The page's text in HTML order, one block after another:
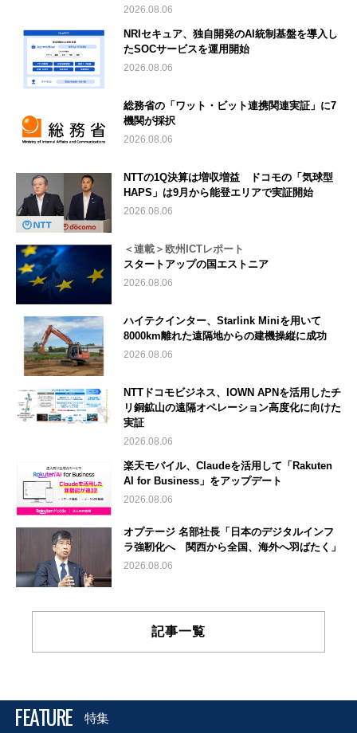
2026.08.06
NRIセキュア、独自開発のAI統制基盤を導入し
たSOCサービスを運用開始
2026.08.06
総務省の「ワット・ビット連携関連実証」に7
機関が採択
2026.08.06
NTTの1Q決算は増収増益 ドコモの「気球型
HAPS」は9月から能登エリアで実証開始
2026.08.06
＜連載＞欧州ICTレポート
スタートアップの国エストニア
2026.08.06
ハイテクインター、Starlink Miniを用いて
8000km離れた遠隔地からの建機操縦に成功
2026.08.06
NTTドコモビジネス、IOWN APNを活用したチ
リ銅鉱山の遠隔オペレーション高度化に向けた
実証
2026.08.06
楽天モバイル、Claudeを活用して「Rakuten
AI for Business」をアップデート
2026.08.06
オプテージ 名部社長「日本のデジタルインフ
ラ強靭化へ 関西から全国、海外へ羽ばたく」
2026.08.06
記事一覧
FEATURE 特集